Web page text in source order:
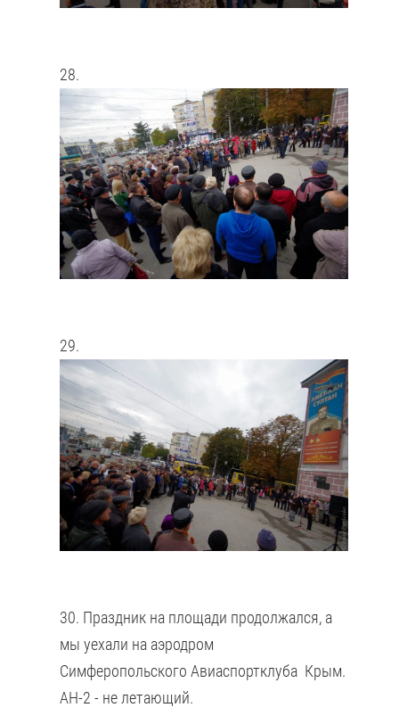
28.
29.
30. Праздник на площади продолжался, а
мы уехали на аэродром
Симферопольского Авиаспортклуба Крым.
АН-2 - не летающий.